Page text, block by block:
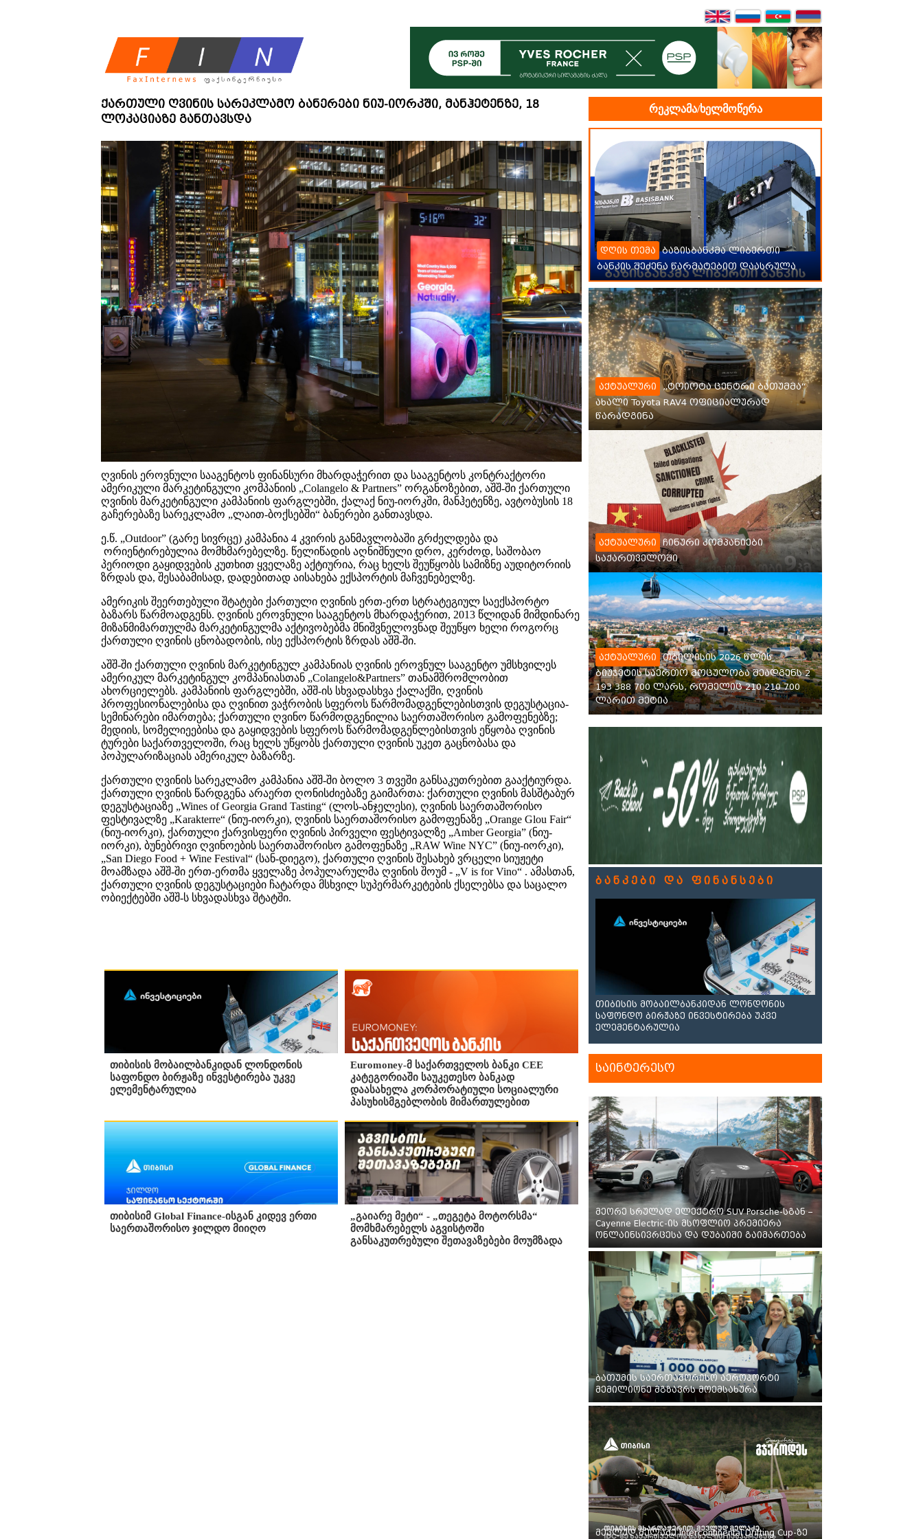
ქართული ღვინის სარეკლამო ბანერები ნიუ-იორკში, მანჰეტენზე, 18
ლოკაციაზე განთავსდა
ღვინის ეროვნული სააგენტოს ფინანსური მხარდაჭერით და სააგენტოს კონტრაქტორი
ამერიკული მარკეტინგული კომპანიის „Colangelo & Partners” ორგანოზებით, აშშ-ში ქართული
ღვინის მარკეტინგული კამპანიის ფარგლებში, ქალაქ ნიუ-იორკში, მანჰეტენზე, ავტობუსის 18
გაჩერებაზე სარეკლამო „ლაით-ბოქსებში“ ბანერები განთავსდა.
ე.წ. „Outdoor” (გარე სივრცე) კამპანია 4 კვირის განმავლობაში გრძელდება და
ორიენტირებულია მომხმარებელზე. წელიწადის აღნიშნული დრო, კერძოდ, საშობაო
პერიოდი გაყიდვების კუთხით ყველაზე აქტიურია, რაც ხელს შეუწყობს სამიზნე აუდიტორიის
ზრდას და, შესაბამისად, დადებითად აისახება ექსპორტის მაჩვენებელზე.
ამერიკის შეერთებული შტატები ქართული ღვინის ერთ-ერთ სტრატეგიულ საექსპორტო
ბაზარს წარმოადგენს. ღვინის ეროვნული სააგენტოს მხარდაჭერით, 2013 წლიდან მიმდინარე
მიზანმიმართულმა მარკეტინგულმა აქტივობებმა მნიშვნელოვნად შეუწყო ხელი როგორც
ქართული ღვინის ცნობადობის, ისე ექსპორტის ზრდას აშშ-ში.
აშშ-ში ქართული ღვინის მარკეტინგულ კამპანიას ღვინის ეროვნულ სააგენტო უმსხვილეს
ამერიკულ მარკეტინგულ კომპანიასთან „Colangelo&Partners” თანამშრომლობით
ახორციელებს. კამპანიის ფარგლებში, აშშ-ის სხვადასხვა ქალაქში, ღვინის
პროფესიონალებისა და ღვინით ვაჭრობის სფეროს წარმომადგენლებისთვის დეგუსტაცია-
სემინარები იმართება; ქართული ღვინო წარმოდგენილია საერთაშორისო გამოფენებზე;
მედიის, სომელიეებისა და გაყიდვების სფეროს წარმომადგენლებისთვის ეწყობა ღვინის
ტურები საქართველოში, რაც ხელს უწყობს ქართული ღვინის უკეთ გაცნობასა და
პოპულარიზაციას ამერიკულ ბაზარზე.
ქართული ღვინის სარეკლამო კამპანია აშშ-ში ბოლო 3 თვეში განსაკუთრებით გააქტიურდა.
ქართული ღვინის წარდგენა არაერთ ღონისძიებაზე გაიმართა: ქართული ღვინის მასშტაბურ
დეგუსტაციაზე „Wines of Georgia Grand Tasting“ (ლოს-ანჯელესი), ღვინის საერთაშორისო
ფესტივალზე „Karakterre“ (ნიუ-იორკი), ღვინის საერთაშორისო გამოფენაზე „Orange Glou Fair“
(ნიუ-იორკი), ქართული ქარვისფერი ღვინის პირველი ფესტივალზე „Amber Georgia” (ნიუ-
იორკი), ბუნებრივი ღვინოების საერთაშორისო გამოფენაზე „RAW Wine NYC” (ნიუ-იორკი),
„San Diego Food + Wine Festival“ (სან-დიეგო), ქართული ღვინის შესახებ ვრცელი სიუჟეტი
მოამზადა აშშ-ში ერთ-ერთმა ყველაზე პოპულარულმა ღვინის შოუმ - „V is for Vino“ . ამასთან,
ქართული ღვინის დეგუსტაციები ჩატარდა მსხვილ სუპერმარკეტების ქსელებსა და საცალო
ობიექტებში აშშ-ს სხვადასხვა შტატში.
თიბისის მობაილბანკიდან ლონდონის
საფონდო ბირჟაზე ინვესტირება უკვე
ელემენტარულია
Euromoney-მ საქართველოს ბანკი CEE
კატეგორიაში საუკეთესო ბანკად
დაასახელა კორპორატიული სოციალური
პასუხისმგებლობის მიმართულებით
თიბისიმ Global Finance-ისგან კიდევ ერთი
საერთაშორისო ჯილდო მიიღო
„გაიარე მეტი“ - „თეგეტა მოტორსმა“
მომხმარებელს აგვისტოში
განსაკუთრებული შეთავაზებები მოუმზადა
რეკლამა/ხელმოწერა
დღის თემა ბაზისბანკმა ლიბერთი
ბანკის შეძენა წარმატებით დაასრულა
აქტუალური „ტოიოტა ცენტრი ბათუმმა“
ახალი Toyota RAV4 ოფიციალურად
წარადგინა
აქტუალური ჩინური კომპანიები
საქართველოში
აქტუალური თბილისის 2026 წლის
ბიუჯეტის საერთო მოცულობა შეადგენს 2
193 388 700 ლარს, რომელიც 210 210 700
ლარით მეტია
ბანკები და ფინანსები
თიბისის მობაილბანკიდან ლონდონის
საფონდო ბირჟაზე ინვესტირება უკვე
ელემენტარულია
საინტერესო
მეორე სრულად ელექტრო SUV Porsche-სგან –
Cayenne Electric-ის მსოფლიო პრემიერა
ონლაინსივრცესა და დუბაიში გაიმართება
ბათუმის საერთაშორისო აეროპორტი
მემილიონე მგზავრს მოემსახურა
მევლუდ მელაძე Intercontinental Drifting Cup-ზე